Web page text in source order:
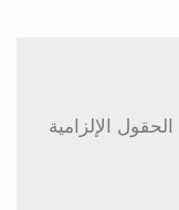
الحقول الإلزامية